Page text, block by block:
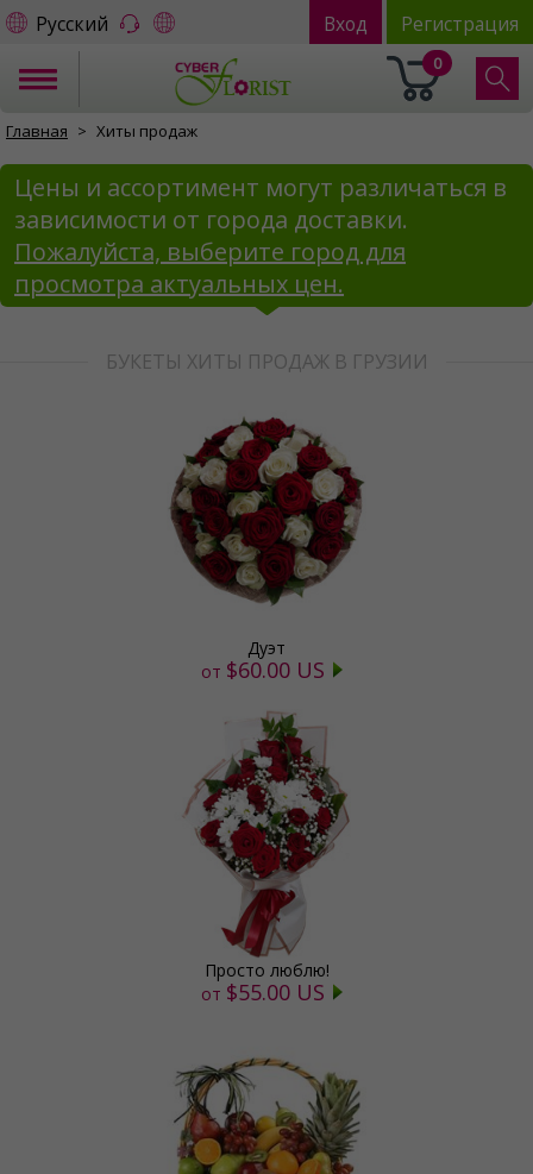
Русский Вход Регистрация
0
Главная Хиты продаж
Цены и ассортимент могут различаться в
зависимости от города доставки.
Пожалуйста, выберите город для
просмотра актуальных цен.
БУКЕТЫ ХИТЫ ПРОДАЖ В ГРУЗИИ
Дуэт
от $60.00 US
Просто люблю!
от $55.00 US